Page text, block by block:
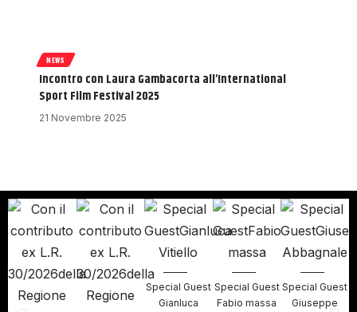
NEWS
Incontro con Laura Gambacorta all’International
Sport Film Festival 2025
21 Novembre 2025
Special Guest
Gianluca
Special Guest
Fabio massa
Special Guest
Giuseppe